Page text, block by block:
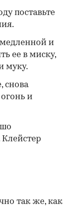
поставьте
медленной и
ее в миску,
муку.
снова
и
так же, как